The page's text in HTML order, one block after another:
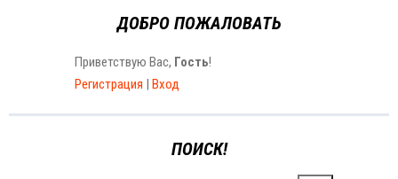
ДОБРО ПОЖАЛОВАТЬ
Приветствую Вас, Гость!
Регистрация | Вход
ПОИСК!